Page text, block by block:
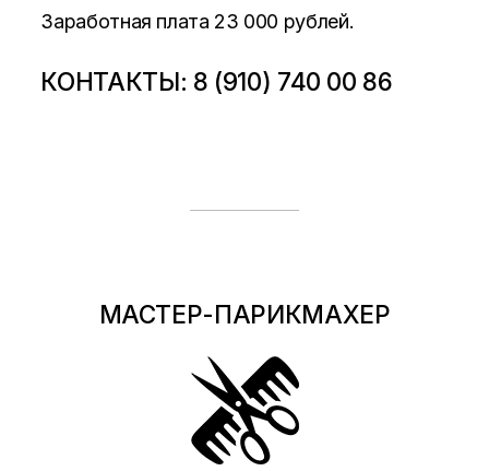
Заработная плата 23 000 рублей.
КОНТАКТЫ: 8 (910) 740 00 86
МАСТЕР-ПАРИКМАХЕР